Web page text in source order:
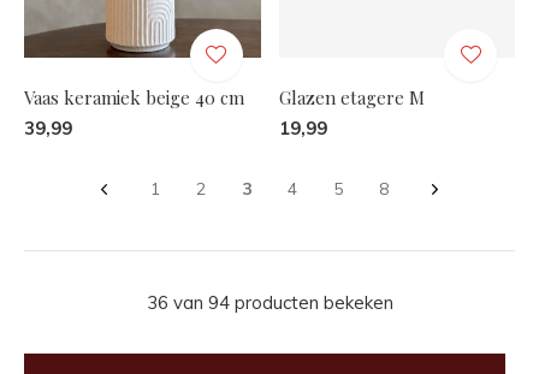
Vaas keramiek beige 40 cm
39,99
Glazen etagere M
19,99
1 2 3 4 5 8
36 van 94 producten bekeken